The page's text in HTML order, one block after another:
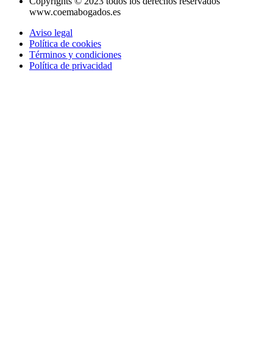
www.coemabogados.es
Aviso legal
Política de cookies
Términos y condiciones
Política de privacidad